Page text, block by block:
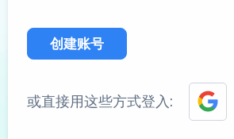
创建账号
或直接用这些方式登入: